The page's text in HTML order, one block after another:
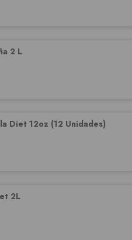
2 L
Diet 12oz (12 Unidades)
2L